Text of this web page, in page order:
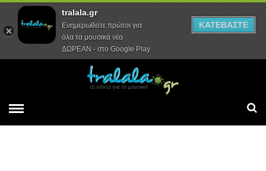
Αρχική Συνεντεύξεις Ρεπορτάζ
tralala.gr
Ενημερωθείτε πρώτοι για
όλα τα μουσικά νέα
ΔΩΡΕΑΝ - στο Google Play
ΚΑΤΕΒΑΣΤΕ